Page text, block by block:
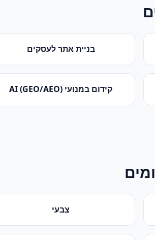
בניית אתר לעסקים
קידום במנועי AI (GEO/AEO)
צבעי